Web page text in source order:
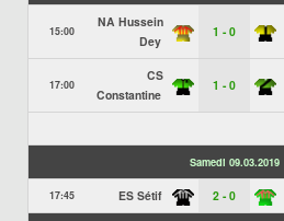
15:00
NA Hussein
Dey
1 - 0
17:00
CS
Constantine
1 - 0
Samedi 09.03.2019
17:45 ES Sétif 2 - 0